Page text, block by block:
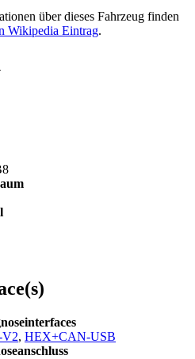
über dieses Fahrzeug finden
Wikipedia Eintrag.
, HEX+CAN-USB